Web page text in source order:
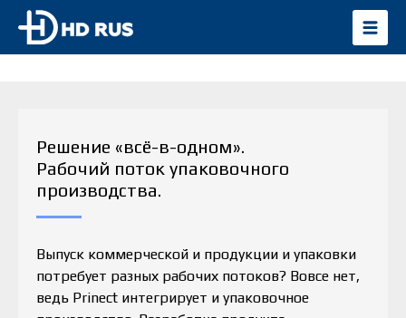
Решение «всё-в-одном».
Рабочий поток упаковочного
производства.
Выпуск коммерческой и продукции и упаковки
потребует разных рабочих потоков? Вовсе нет,
ведь Prinect интегрирует и упаковочное